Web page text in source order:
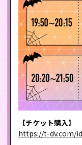
【チケット購入】
https://t-dv.com/